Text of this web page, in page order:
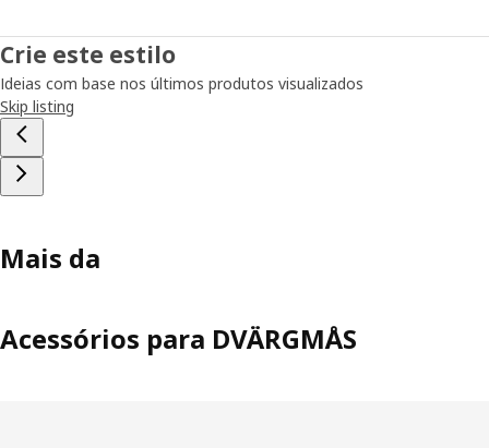
Crie este estilo
Ideias com base nos últimos produtos visualizados
Skip listing
Mais da
Acessórios para DVÄRGMÅS